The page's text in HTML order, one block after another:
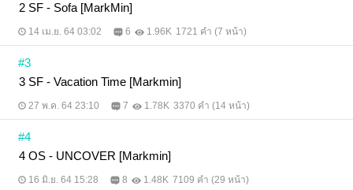
2 SF - Sofa [MarkMin]
14 เม.ย. 64 03:02 6 1.96K 1721 คำ (7 หน้า)
#3
3 SF - Vacation Time [Markmin]
27 พ.ค. 64 23:10 7 1.78K 3370 คำ (14 หน้า)
#4
4 OS - UNCOVER [Markmin]
16 มิ.ย. 64 15:28 8 1.48K 7109 คำ (29 หน้า)